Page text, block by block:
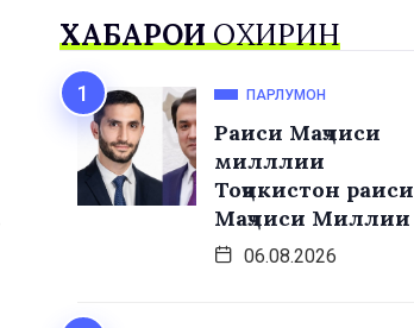
ХАБАРҲОИОХИРИН
ПАРЛУМОН
Раиси Маҷлиси
милллии
Тоҷикистон раиси
Маҷлиси Миллии
06.08.2026